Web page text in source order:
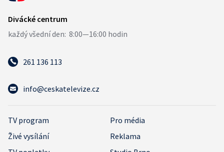
261 136 113
info@ceskatelevize.cz
TV program
Pro média
Živé vysílání
Reklama